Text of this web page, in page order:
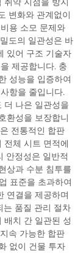
변화와 관계없이
용 소모 문제와
도의 일관성은 바
있어 구조 기술자
제공합니다. 충
성능을 입증하여
항을 줄입니다.
더 나은 일관성을
환성을 보장합니
전통적인 합판
전체 시트 면적에
안정성은 일반적
상과 수분 침투를
표준을 초과하여
연결을 제공하며
는 품질 관리 절차
배치 간 일관된 성
속 가능한 합판
없이 건물 투자